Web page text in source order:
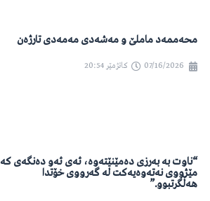
محەممەد ماملێ و مەشەدی مەمەدی تارژەن
07/16/2026 کاتژمێر 20:54
“ناوت بە بەرزی دەمێنێتەوە، ئەی ئەو دەنگەی کە
مێژووی نەتەوەیەکت لە گەرووی خۆتدا
هەڵگرتبوو.”